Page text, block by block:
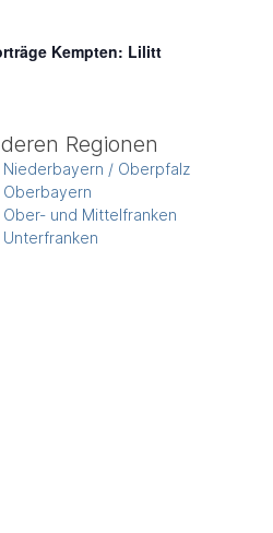
Kempten: Lilitt
Regionen
/ Oberpfalz
und Mittelfranken